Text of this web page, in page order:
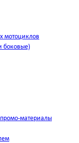
мотоциклов
боковые)
материалы